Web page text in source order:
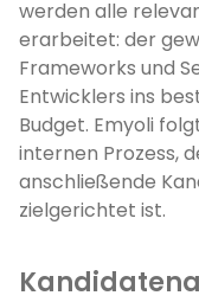
werden alle
erarbeitet: der
Frameworks und
Entwicklers ins
Budget. Emyoli
internen Prozess,
anschließende
zielgerichtet ist.